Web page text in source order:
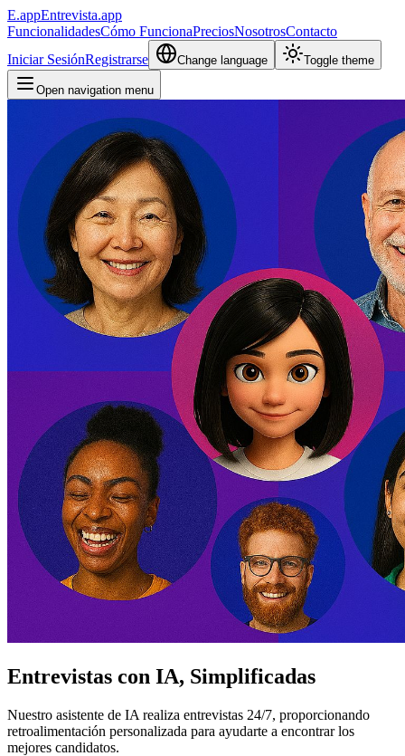
E.appEntrevista.app
FuncionalidadesCómo FuncionaPreciosNosotrosContacto
Iniciar SesiónRegistrarse Change language Toggle theme
Open navigation menu
Entrevistas con IA, Simplificadas
Nuestro asistente de IA realiza entrevistas 24/7, proporcionando
retroalimentación personalizada para ayudarte a encontrar los
mejores candidatos.